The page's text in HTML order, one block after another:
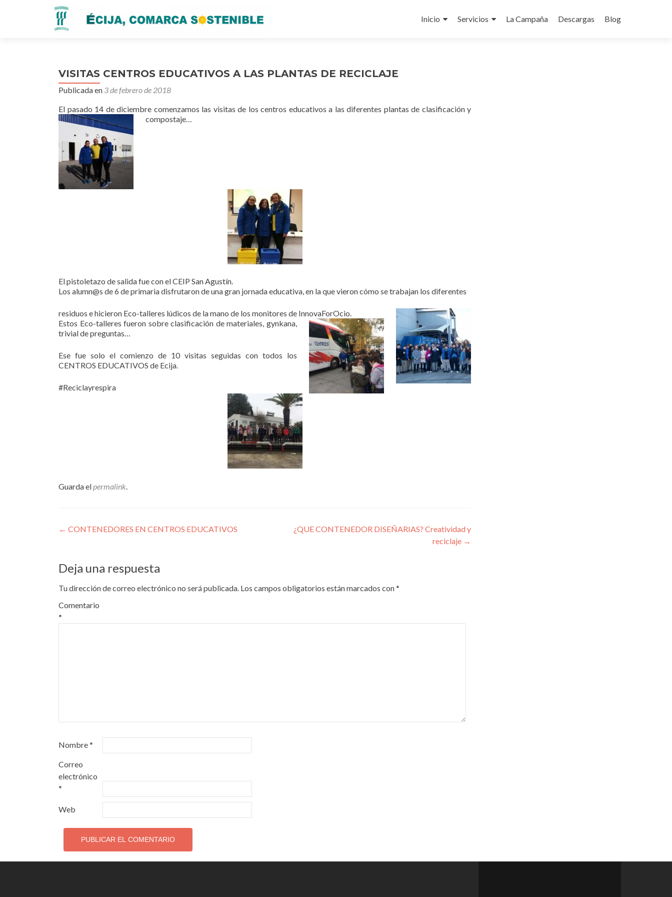
al
Inicio Servicios La Campaña Descargas Blog
VISITAS CENTROS EDUCATIVOS A LAS PLANTAS DE RECICLAJE
Publicada en 3 de febrero de 2018
El pasado 14 de diciembre comenzamos las visitas de los centros educativos a las diferentes plantas de clasificación y
compostaje…
El pistoletazo de salida fue con el CEIP San Agustín.
Los alumn@s de 6 de primaria disfrutaron de una gran jornada educativa, en la que vieron cómo se trabajan los diferentes
residuos e hicieron Eco-talleres lúdicos de la mano de los monitores de InnovaForOcio.
Estos Eco-talleres fueron sobre clasificación de materiales, gynkana,
trivial de preguntas…
Ese fue solo el comienzo de 10 visitas seguidas con todos los
CENTROS EDUCATIVOS de Ecija.
#Reciclayrespira
Guarda elpermalink.
Navegación
entradas
← CONTENEDORES EN CENTROS EDUCATIVOS
¿QUE CONTENEDOR DISEÑARIAS? Creatividad y
reciclaje →
Deja una respuesta
Tu dirección de correo electrónico no será publicada. Los campos obligatorios están marcados con*
Comentario
*
Nombre*
Correo
electrónico
*
Web